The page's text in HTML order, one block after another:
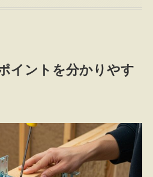
イントを分かりやす